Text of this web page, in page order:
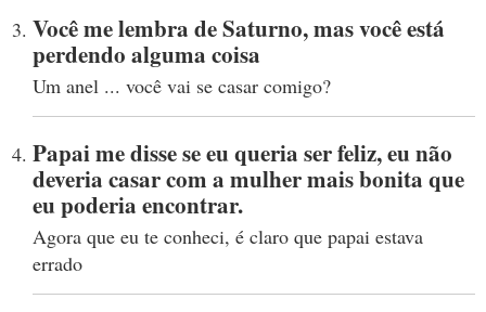
Você me lembra de Saturno, mas você está
perdendo alguma coisa
Um anel ... você vai se casar comigo?
Papai me disse se eu queria ser feliz, eu não
deveria casar com a mulher mais bonita que
eu poderia encontrar.
Agora que eu te conheci, é claro que papai estava
errado